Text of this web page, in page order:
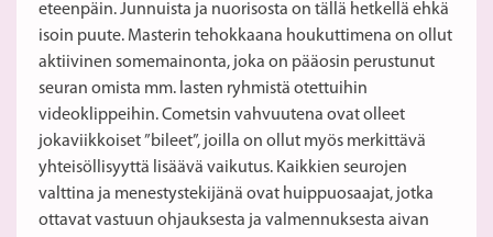
eteenpäin. Junnuista ja nuorisosta on tällä hetkellä ehkä
isoin puute. Masterin tehokkaana houkuttimena on ollut
aktiivinen somemainonta, joka on pääosin perustunut
seuran omista mm. lasten ryhmistä otettuihin
videoklippeihin. Cometsin vahvuutena ovat olleet
jokaviikkoiset ”bileet”, joilla on ollut myös merkittävä
yhteisöllisyyttä lisäävä vaikutus. Kaikkien seurojen
valttina ja menestystekijänä ovat huippuosaajat, jotka
ottavat vastuun ohjauksesta ja valmennuksesta aivan